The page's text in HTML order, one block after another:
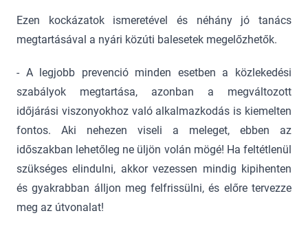
Ezen kockázatok ismeretével és néhány jó tanács
megtartásával a nyári közúti balesetek megelőzhetők.
- A legjobb prevenció minden esetben a közlekedési
szabályok megtartása, azonban a megváltozott
időjárási viszonyokhoz való alkalmazkodás is kiemelten
fontos. Aki nehezen viseli a meleget, ebben az
időszakban lehetőleg ne üljön volán mögé! Ha feltétlenül
szükséges elindulni, akkor vezessen mindig kipihenten
és gyakrabban álljon meg felfrissülni, és előre tervezze
meg az útvonalat!